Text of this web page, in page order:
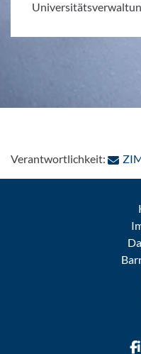
Verantwortlichkeit: